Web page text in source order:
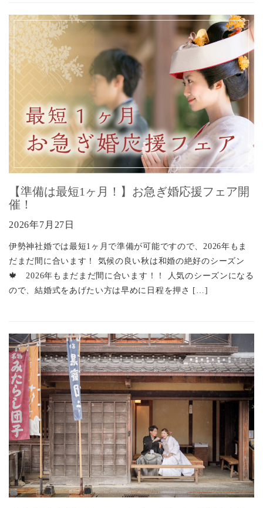
【準備は最短1ヶ月！】お急ぎ婚応援フェア開
催！
2026年7月27日
伊勢神社婚では最短1ヶ月で準備が可能ですので、2026年もま
だまだ間に合います！ 気候の良い秋は和婚の絶好のシーズン
🍁 2026年もまだまだ間に合います！！ 人気のシーズンになる
ので、結婚式をあげたい方は早めに日程を押さ […]